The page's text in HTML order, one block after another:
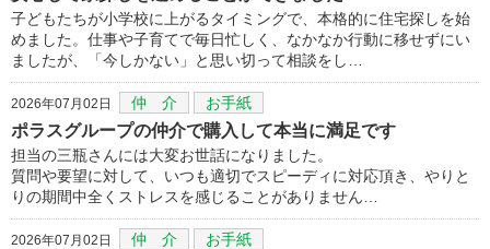
子どもたちが小学校に上がるタイミングで、本格的に住宅探しを始
めました。仕事や子育てで毎日忙しく、なかなか行動に移せずにい
ましたが、「今しかない」と思い切って相談をし…
2026年07月02日 仲 介 お手紙
ポラスグループの仲介で購入して本当に満足です
担当の三瓶さんには大変お世話になりました。
質問や要望に対して、いつも適切でスピーディに対応頂き、やりと
りの期間中全くストレスを感じることがありません…
2026年07月02日 仲 介 お手紙